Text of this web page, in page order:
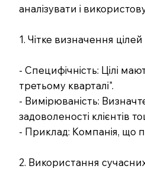
аналізувати і
1. Чітке визначення цілей
- Специфічність: Цілі
третьому кварталі".
- Вимірюваність:
задоволеності клієнтів
- Приклад: Компанія, що
2. Використання